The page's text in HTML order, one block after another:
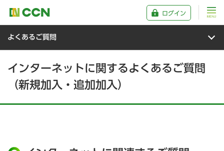
ログイン
よくあるご質問
インターネットに関するよくあるご質問
（新規加入・追加加入）